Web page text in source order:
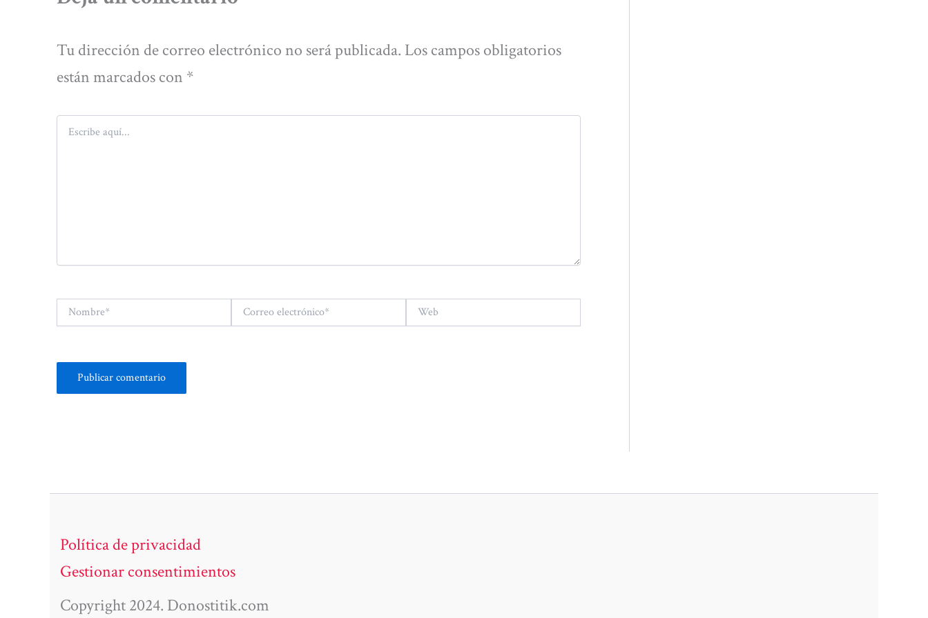
Tu dirección de correo electrónico no será publicada. Los campos obligatorios
están marcados con *
Escribe
aquí...
Nombre*
Correo
electrónico*
Web
Política de privacidad
Gestionar consentimientos
Copyright 2024. Donostitik.com